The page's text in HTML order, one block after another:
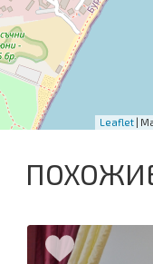
Leaflet |